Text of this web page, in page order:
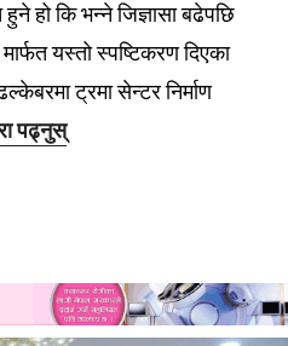
हो कि भन्ने जिज्ञासा बढेपछि
यस्तो स्पष्टिकरण दिएका
ट्रमा सेन्टर निर्माण
पढ्नुस्